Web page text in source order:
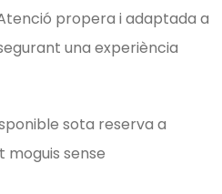
propera i adaptada a
una experiència
sota reserva a
moguis sense